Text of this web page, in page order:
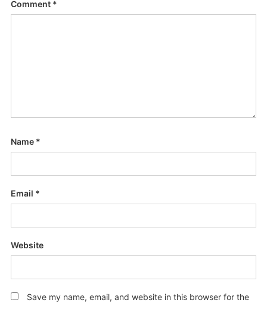
Comment *
Name *
Email *
Website
Save my name, email, and website in this browser for the